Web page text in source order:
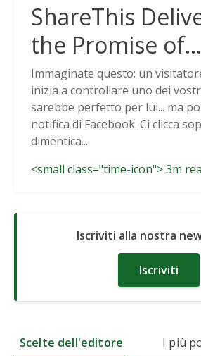
ShareThis
the Promise of
Cookieless Data
Solutions
Immaginate questo: un
inizia a controllare uno dei
sarebbe perfetto per lui... ma
notifica di Facebook. Ci clicca
dimentica...
<small class="time-icon"> 3m
Iscriviti alla nostra
Iscriviti
Scelte dell'editore I più